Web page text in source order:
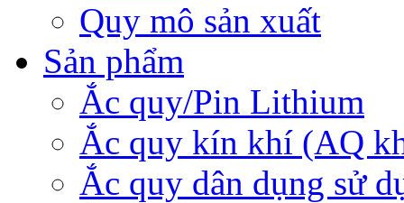
Quy mô sản xuất
Sản phẩm
Ắc quy/Pin Lithium
Ắc quy kín khí (AQ
Ắc quy dân dụng sử